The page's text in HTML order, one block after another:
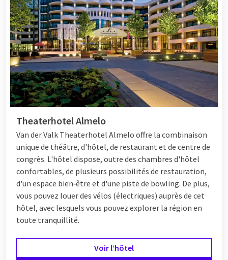
Les enfants peuvent y grimper et jouer avec d'autres enfants.
Pour une activité plus active, vous pouvez également louer
des vélos proposés par de nombreux hôtels. Partez pour une
balade à vélo et découvrez les environs de l'hôtel.
Excursion d'une journée en famille
Vous souhaitez combiner votre week-end avec une sortie? De
parcs d'attractions, de zoos et de musées. Il y en a pour tous
les goûts, petits et grands. Certains hôtels proposent même
un forfait combiné avec un billet d'entrée pour une attraction
à proximité. De cette façon, vous pouvez profiter de votre
week-end en famille sans soucis.
Timo Toucan Menu
hôtels Van der Valk, c'est aussi une fête pour les enfants. Avec
Timo Toekan, les enfants peuvent essayer des plats différents
Theaterhotel Almelo
Van der Valk Theaterhotel Almelo offre la combinaison
unique de théâtre, d'hôtel, de restaurant et de centre de
congrès. L'hôtel dispose, outre des chambres d'hôtel
confortables, de plusieurs possibilités de restauration,
d'un espace bien‑être et d'une piste de bowling. De plus,
vous pouvez louer des vélos (électriques) auprès de cet
hôtel, avec lesquels vous pouvez explorer la région en
toute tranquillité.
Voir l’hôtel